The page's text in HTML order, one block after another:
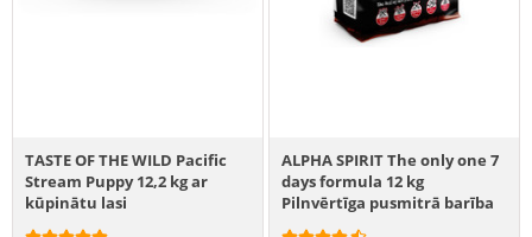
TASTE OF THE WILD Pacific
Stream Puppy 12,2 kg ar
kūpinātu lasi
ALPHA SPIRIT The only one 7
days formula 12 kg
Pilnvērtīga pusmitrā barība
suņiem